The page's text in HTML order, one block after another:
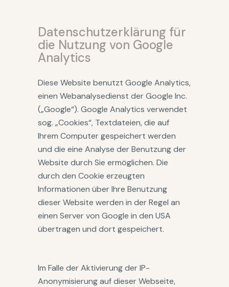
Datenschutzerklärung für
die Nutzung von Google
Analytics
Diese Website benutzt Google Analytics,
einen Webanalysedienst der Google Inc.
(„Google“). Google Analytics verwendet
sog. „Cookies“, Textdateien, die auf
Ihrem Computer gespeichert werden
und die eine Analyse der Benutzung der
Website durch Sie ermöglichen. Die
durch den Cookie erzeugten
Informationen über Ihre Benutzung
dieser Website werden in der Regel an
einen Server von Google in den USA
übertragen und dort gespeichert.
Im Falle der Aktivierung der IP-
Anonymisierung auf dieser Webseite,